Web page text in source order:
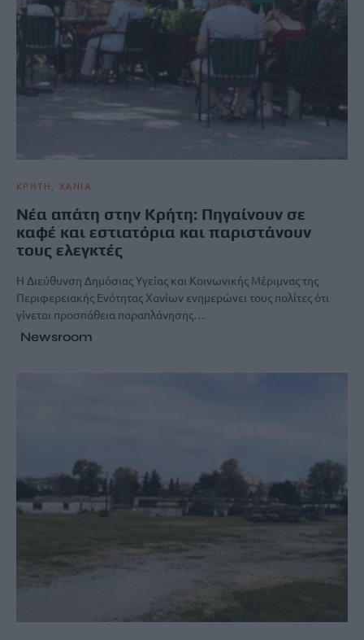
ΚΡΗΤΗ ΧΑΝΙΑ
Νέα απάτη στην Κρήτη: Πηγαίνουν σε
καφέ και εστιατόρια και παριστάνουν
τους ελεγκτές
Η Διεύθυνση Δημόσιας Υγείας και Κοινωνικής Μέριμνας της
Περιφερειακής Ενότητας Χανίων ενημερώνει τους πολίτες ότι
γίνεται προσπάθεια παραπλάνησης…
Newsroom